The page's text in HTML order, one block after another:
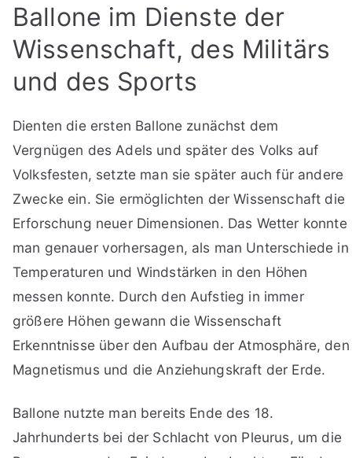
Ballone im Dienste der
Wissenschaft, des Militärs
und des Sports
Dienten die ersten Ballone zunächst dem
Vergnügen des Adels und später des Volks auf
Volksfesten, setzte man sie später auch für andere
Zwecke ein. Sie ermöglichten der Wissenschaft die
Erforschung neuer Dimensionen. Das Wetter konnte
man genauer vorhersagen, als man Unterschiede in
Temperaturen und Windstärken in den Höhen
messen konnte. Durch den Aufstieg in immer
größere Höhen gewann die Wissenschaft
Erkenntnisse über den Aufbau der Atmosphäre, den
Magnetismus und die Anziehungskraft der Erde.
Ballone nutzte man bereits Ende des 18.
Jahrhunderts bei der Schlacht von Pleurus, um die